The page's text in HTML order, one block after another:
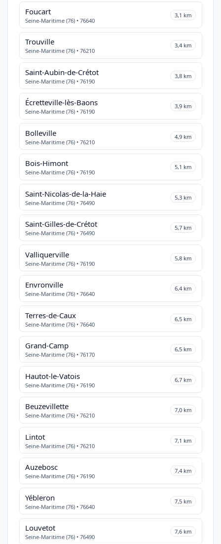
Foucart
Seine-Maritime (76) • 76640
3,1 km
Trouville
Seine-Maritime (76) • 76210
3,4 km
Saint-Aubin-de-Crétot
Seine-Maritime (76) • 76190
3,8 km
Écretteville-lès-Baons
Seine-Maritime (76) • 76190
3,9 km
Bolleville
Seine-Maritime (76) • 76210
4,9 km
Bois-Himont
Seine-Maritime (76) • 76190
5,1 km
Saint-Nicolas-de-la-Haie
Seine-Maritime (76) • 76490
5,3 km
Saint-Gilles-de-Crétot
Seine-Maritime (76) • 76490
5,7 km
Valliquerville
Seine-Maritime (76) • 76190
5,8 km
Envronville
Seine-Maritime (76) • 76640
6,4 km
Terres-de-Caux
Seine-Maritime (76) • 76640
6,5 km
Grand-Camp
Seine-Maritime (76) • 76170
6,5 km
Hautot-le-Vatois
Seine-Maritime (76) • 76190
6,7 km
Beuzevillette
Seine-Maritime (76) • 76210
7,0 km
Lintot
Seine-Maritime (76) • 76210
7,1 km
Auzebosc
Seine-Maritime (76) • 76190
7,4 km
Yébleron
Seine-Maritime (76) • 76640
7,5 km
Louvetot
Seine-Maritime (76) • 76490
7,6 km